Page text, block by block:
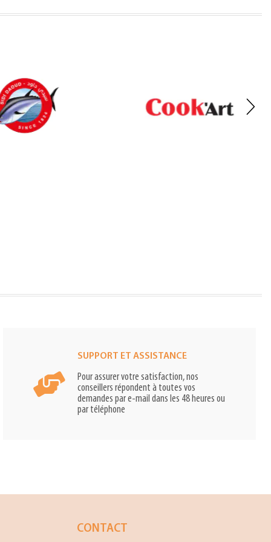
SUPPORT ET ASSISTANCE
Pour assurer votre satisfaction, nos
conseillers répondent à toutes vos
demandes par e-mail dans les 48 heures ou
par téléphone
CONTACT